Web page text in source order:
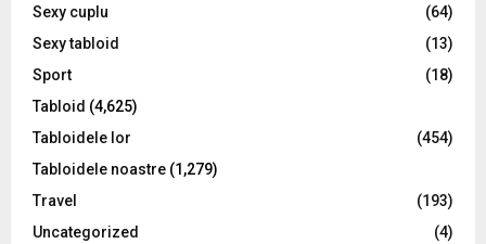
Sexy cuplu
(64)
Sexy tabloid
(13)
Sport
(18)
Tabloid (4,625)
Tabloidele lor
(454)
Tabloidele noastre (1,279)
Travel
(193)
Uncategorized
(4)